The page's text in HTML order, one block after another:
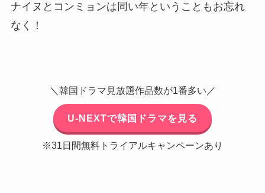
ナイヌとコンミョンは同い年ということもお忘れ
なく！
＼韓国ドラマ見放題作品数が1番多い／
U-NEXTで韓国ドラマを見る
※31日間無料トライアルキャンペーンあり